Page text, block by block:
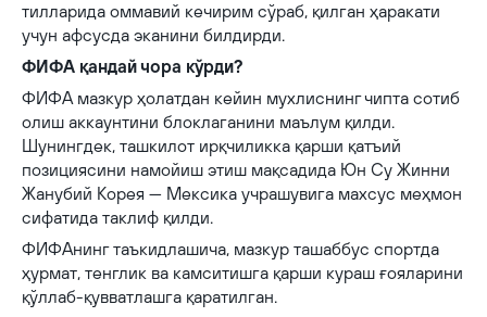
тилларида оммавий кечирим сўраб, қилган ҳаракати
учун афсусда эканини билдирди.
ФИФА қандай чора кўрди?
ФИФА мазкур ҳолатдан кейин мухлиснинг чипта сотиб
олиш аккаунтини блоклаганини маълум қилди.
Шунингдек, ташкилот ирқчиликка қарши қатъий
позициясини намойиш этиш мақсадида Юн Су Жинни
Жанубий Корея — Мексика учрашувига махсус меҳмон
сифатида таклиф қилди.
ФИФАнинг таъкидлашича, мазкур ташаббус спортда
ҳурмат, тенглик ва камситишга қарши кураш ғояларини
қўллаб-қувватлашга қаратилган.